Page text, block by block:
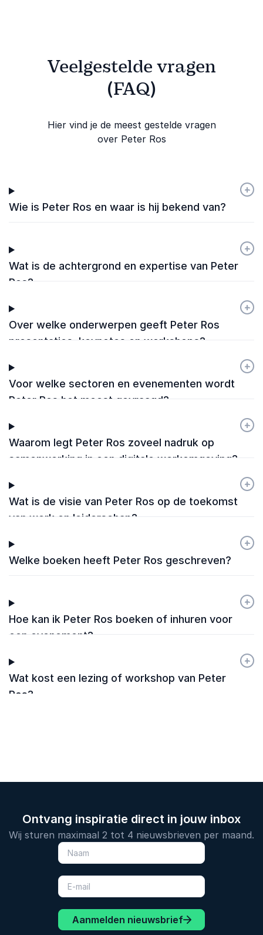
Veelgestelde vragen
(FAQ)
Hier vind je de meest gestelde vragen
over Peter Ros
Wie is Peter Ros en waar is hij bekend van?
+
-
Wat is de achtergrond en expertise van Peter
Ros?
+
-
Over welke onderwerpen geeft Peter Ros
presentaties, keynotes en workshops?
+
-
Voor welke sectoren en evenementen wordt
Peter Ros het meest gevraagd?
+
-
Waarom legt Peter Ros zoveel nadruk op
samenwerking in een digitale werkomgeving?
+
-
Wat is de visie van Peter Ros op de toekomst
van werk en leiderschap?
+
-
Welke boeken heeft Peter Ros geschreven?
+
-
Hoe kan ik Peter Ros boeken of inhuren voor
een evenement?
+
-
Wat kost een lezing of workshop van Peter
Ros?
+
-
Ontvang inspiratie direct in jouw inbox
Wij sturen maximaal 2 tot 4 nieuwsbrieven per maand.
Aanmelden nieuwsbrief